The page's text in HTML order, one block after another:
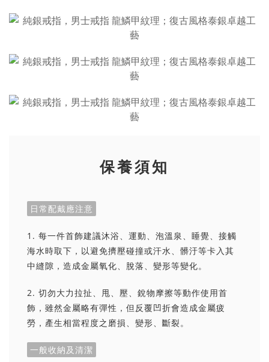
保養須知
日常配戴應注意
1. 每一件首飾建議沐浴、運動、泡溫泉、睡覺、接觸
海水時取下，以避免擠壓碰撞或汗水、髒汙等卡入其
中縫隙，造成金屬氧化、脫落、變形等變化。
2. 切勿大力拉扯、甩、壓、銳物摩擦等動作使用首
飾，雖然金屬略有彈性，但反覆凹折會造成金屬疲
勞，產生相當程度之磨損、變形、斷裂。
一般收納及清潔